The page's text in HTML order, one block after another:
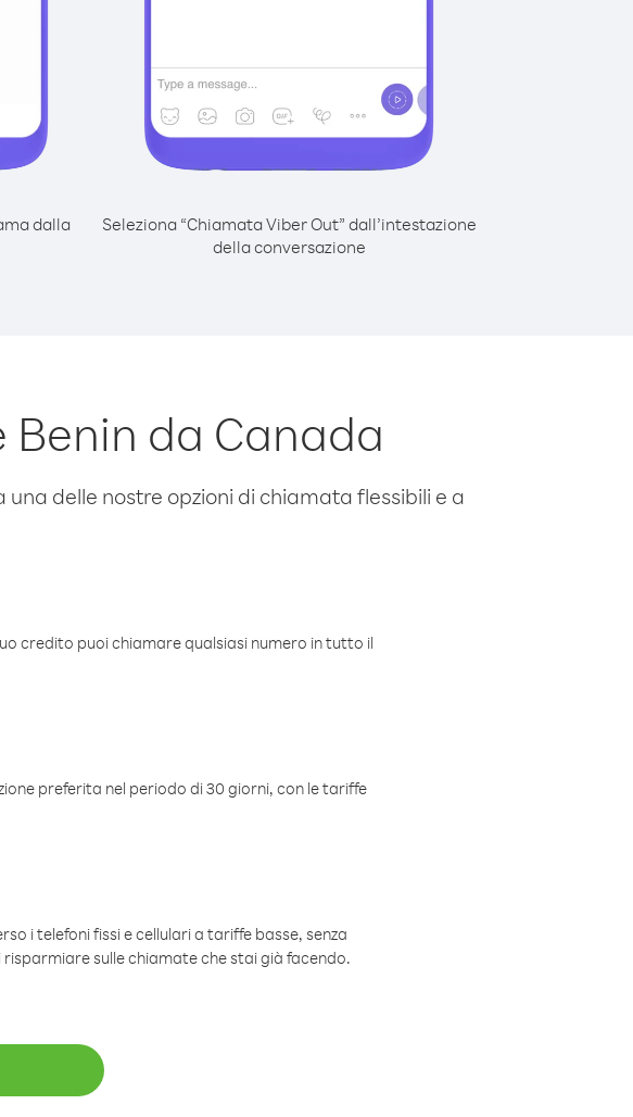
dalla
Seleziona “Chiamata Viber Out” dall’intestazione
della conversazione
da Canada
delle nostre opzioni di chiamata flessibili e a
credito puoi chiamare qualsiasi numero in tutto il
preferita nel periodo di 30 giorni, con le tariffe
i telefoni fissi e cellulari a tariffe basse, senza
sulle chiamate che stai già facendo.